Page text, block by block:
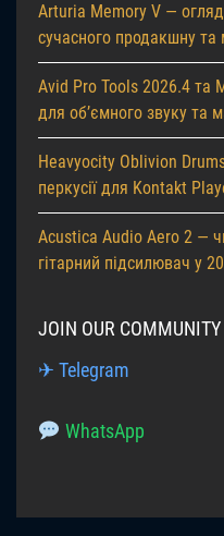
Arturia Memory V —
сучасного продакшну та
Avid Pro Tools 2026.4 та
для об’ємного звуку та
Heavyocity Oblivion
перкусії для Kontakt
Acustica Audio Aero 2 —
гітарний підсилювач у
JOIN OUR COMMUNITY
✈ Telegram
WhatsApp